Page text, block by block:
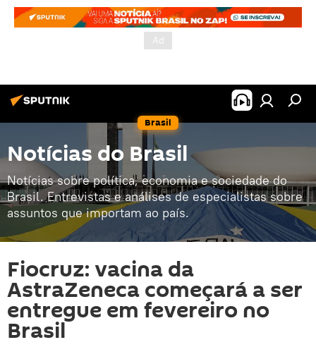
Brasil
Notícias do Brasil
Notícias sobre política, economia e sociedade do
Brasil. Entrevistas e análises de especialistas sobre
assuntos que importam ao país.
Fiocruz: vacina da
AstraZeneca começará a ser
entregue em fevereiro no
Brasil